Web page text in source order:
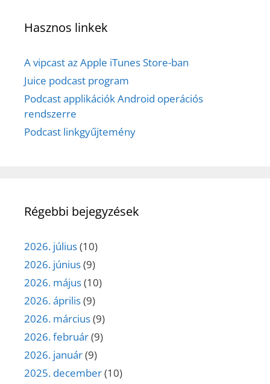
Hasznos linkek
A vipcast az Apple iTunes Store-ban
Juice podcast program
Podcast applikációk Android operációs
rendszerre
Podcast linkgyűjtemény
Régebbi bejegyzések
2026. július(10)
2026. június(9)
2026. május(10)
2026. április(9)
2026. március(9)
2026. február(9)
2026. január(9)
2025. december(10)